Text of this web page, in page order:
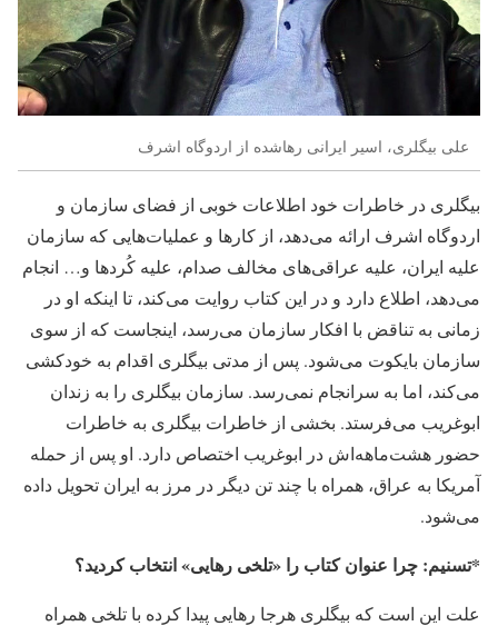
علی بیگلری، اسیر ایرانی رهاشده از اردوگاه اشرف
بیگلری در خاطرات خود اطلاعات خوبی از فضای سازمان و
اردوگاه اشرف ارائه می‌دهد، از کارها و عملیات‌هایی که سازمان
علیه ایران، علیه عراقی‌های مخالف صدام، علیه کُردها و… انجام
می‌دهد، اطلاع دارد و در این کتاب روایت می‌کند، تا اینکه او در
زمانی به تناقض با افکار سازمان می‌رسد، اینجاست که از سوی
سازمان بایکوت می‌شود. پس از مدتی بیگلری اقدام به خودکشی
می‌کند، اما به سرانجام نمی‌رسد. سازمان بیگلری را به زندان
ابوغریب می‌فرستد. بخشی از خاطرات بیگلری به خاطرات
حضور هشت‌ماهه‌اش در ابوغریب اختصاص دارد. او پس از حمله
آمریکا به عراق، همراه با چند تن دیگر در مرز به ایران تحویل داده
می‌شود.
*تسنیم: چرا عنوان کتاب را «تلخی رهایی» انتخاب کردید؟
علت این است که بیگلری هرجا رهایی پیدا کرده با تلخی همراه